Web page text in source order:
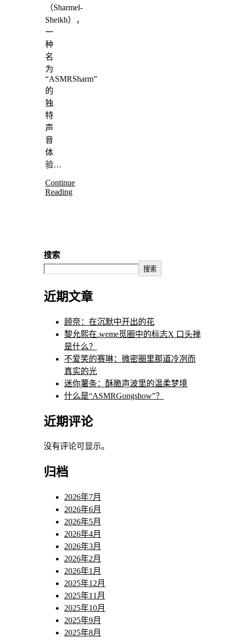
（Sharmel-
Sheikh），
一
种
名
为
“ASMRSharm”
的
独
特
声
音
体
验…
Continue
Reading
搜索
搜索
近期文章
顾奈：在沉默中开出的花
黎允熙在.weme觅圈中的标志X 口头禅
是什么？
不爱笑的赛琳：微密圈里那道冷冽而
真实的光
迷你薯条：酥脆声波里的温柔梦境
什么是“ASMRGongshow”？
近期评论
没有评论可显示。
归档
2026年7月
2026年6月
2026年5月
2026年4月
2026年3月
2026年2月
2026年1月
2025年12月
2025年11月
2025年10月
2025年9月
2025年8月